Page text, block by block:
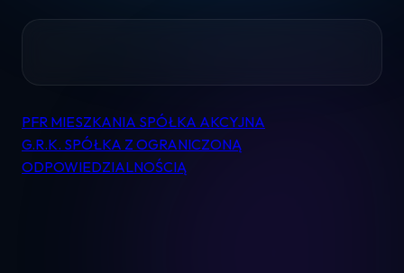
Pomoc
Kontakt
Nawigacja
wpisu
PFR MIESZKANIA SPÓŁKA AKCYJNA
G.R.K. SPÓŁKA Z OGRANICZONĄ
ODPOWIEDZIALNOŚCIĄ